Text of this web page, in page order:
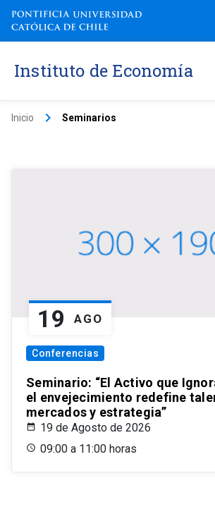
Instituto de Economía
Inicio keyboard_arrow_right Seminarios
19 AGO
Conferencias
Seminario: “El Activo que
el envejecimiento redefine
mercados y estrategia”
19 de Agosto de 2026
09:00 a 11:00 horas